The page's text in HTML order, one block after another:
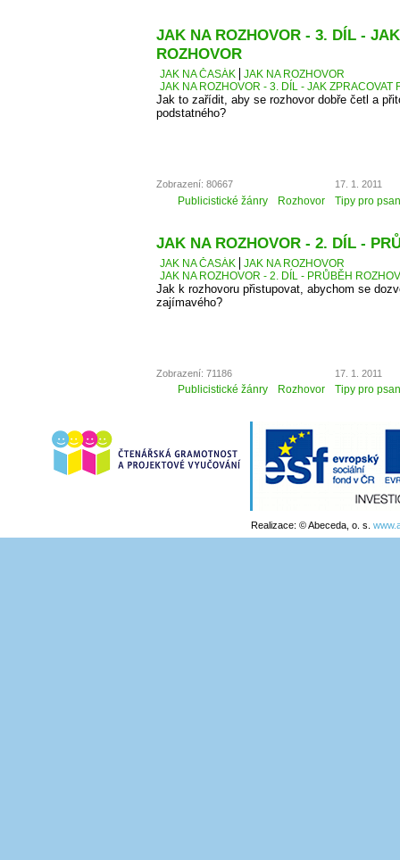
JAK NA ROZHOVOR - 3. DÍL -
ROZHOVOR
JAK NA ČASÁK
JAK NA ROZHOVOR
JAK NA ROZHOVOR - 3. DÍL - JAK ZPRACOVAT
Jak to zařídit, aby se rozhovor dobře četl a
podstatného?
Zobrazení: 80667 17. 1. 2011
Publicistické žánry Rozhovor Tipy pro
JAK NA ROZHOVOR - 2. DÍL -
JAK NA ČASÁK
JAK NA ROZHOVOR
JAK NA ROZHOVOR - 2. DÍL - PRŮBĚH
Jak k rozhovoru přistupovat, abychom se
zajímavého?
Zobrazení: 71186 17. 1. 2011
Publicistické žánry Rozhovor Tipy pro
Realizace: © Abeceda, o. s.